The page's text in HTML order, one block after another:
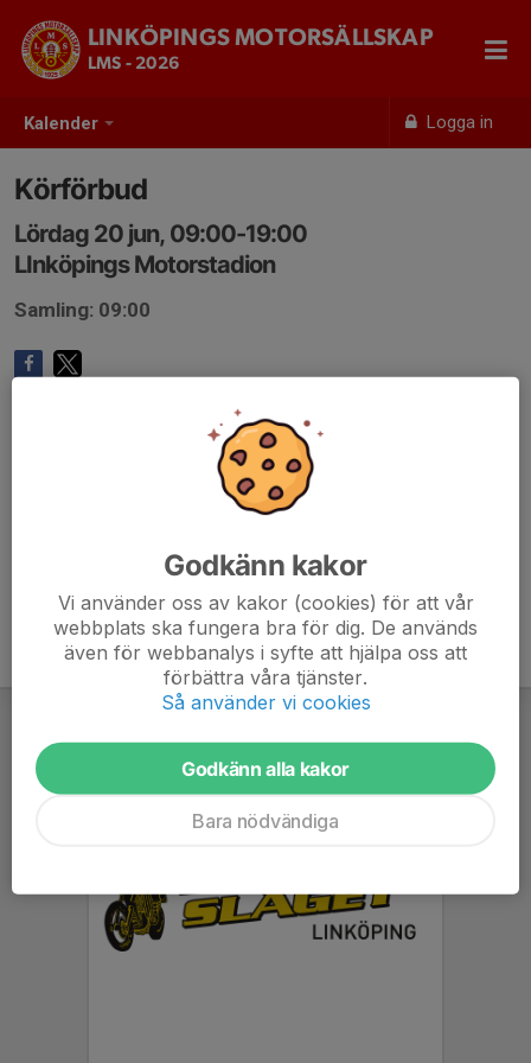
Kalender Logga in
LINKÖPINGS MOTORSÄLLSKAP
LMS - 2026
Körförbud
Lördag 20 jun, 09:00-19:00
LInköpings Motorstadion
Samling: 09:00
Godkänn kakor
Vi använder oss av kakor (cookies) för att vår
webbplats ska fungera bra för dig. De används
även för webbanalys i syfte att hjälpa oss att
förbättra våra tjänster.
Så använder vi cookies
Godkänn alla kakor
Bara nödvändiga